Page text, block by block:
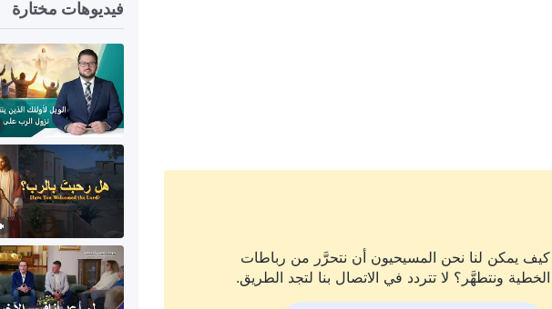
كيف يمكن لنا نحن المسيحيون أن نتحرَّر من رباطات
الخطية ونتطهَّر؟ لا تتردد في الاتصال بنا لتجد الطريق.
فيديوهات مختارة